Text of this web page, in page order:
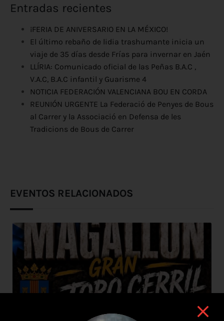
Entradas recientes
¡FERIA DE ANIVERSARIO EN LA MÉXICO!
El último rebaño de lidia trashumante inicia un
viaje de 35 días desde Frías para invernar en Jaén
LLÍRIA: Comunicado oficial de las Peñas B.A.C ,
V.A.C, B.A.C infantil y Guarisme 4
NOTICIA FEDERACIÓN VALENCIANA BOU EN CORDA
REUNIÓN URGENTE La Federació de Penyes de Bous
al Carrer y la Associació en Defensa de les
Tradicions de Bous de Carrer
EVENTOS RELACIONADOS